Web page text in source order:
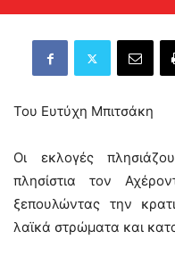
Του Ευτύχη Μπιτσάκη
Οι εκλογές
πλησίστια τον
ξεπουλώντας την
λαϊκά στρώματα και